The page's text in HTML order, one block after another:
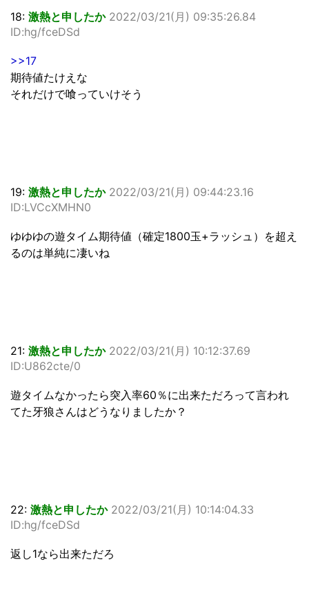
18: 激熱と申したか 2022/03/21(月) 09:35:26.84
ID:hg/fceDSd
>>17
期待値たけえな
それだけで喰っていけそう
19: 激熱と申したか 2022/03/21(月) 09:44:23.16
ID:LVCcXMHN0
ゆゆゆの遊タイム期待値（確定1800玉+ラッシュ）を超え
るのは単純に凄いね
21: 激熱と申したか 2022/03/21(月) 10:12:37.69
ID:U862cte/0
遊タイムなかったら突入率60％に出来ただろって言われ
てた牙狼さんはどうなりましたか？
22: 激熱と申したか 2022/03/21(月) 10:14:04.33
ID:hg/fceDSd
返し1なら出来ただろ